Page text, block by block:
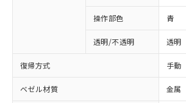
操作部色 青
透明/不透明 透明
復帰方式 手動
ベゼル材質 金属